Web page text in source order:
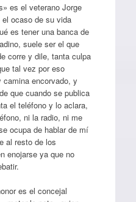
es el veterano Jorge
ocaso de su vida
es tener una banca de
suele ser el que
corre y dile, tanta culpa
tal vez por eso
encorvado, y
que cuando se publica
el teléfono y lo aclara,
ni la radio, ni me
ocupa de hablar de mí
al resto de los
enojarse ya que no
es el concejal